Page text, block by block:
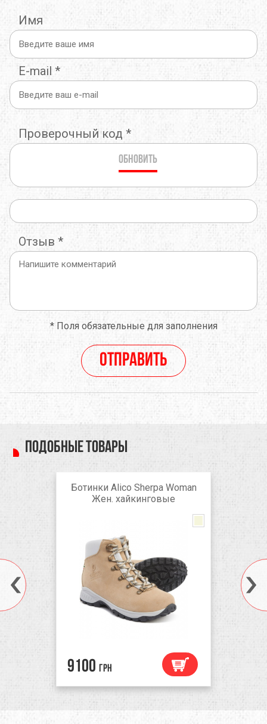
Имя
E-mail *
Проверочный код *
Обновить
Отзыв *
*Поля обязательные для заполнения
Отправить
Подобные товары
Ботинки Alico Sherpa Woman
Жен. хайкинговые
9100 грн